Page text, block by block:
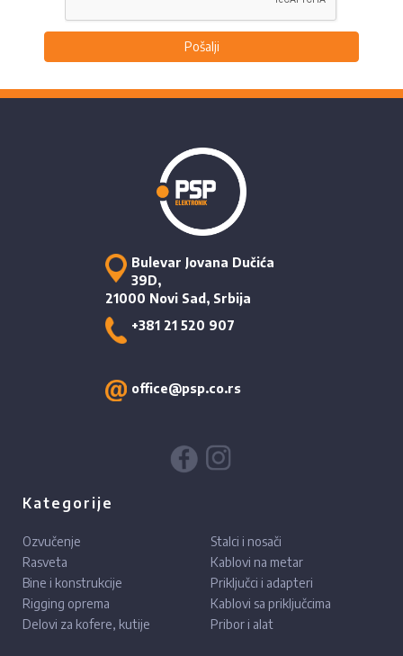
Pošalji
Bulevar Jovana Dučića
39D,
21000 Novi Sad, Srbija
+381 21 520 907
office@psp.co.rs
Kategorije
Ozvučenje
Rasveta
Bine i konstrukcije
Rigging oprema
Delovi za kofere, kutije
Stalci i nosači
Kablovi na metar
Priključci i adapteri
Kablovi sa priključcima
Pribor i alat